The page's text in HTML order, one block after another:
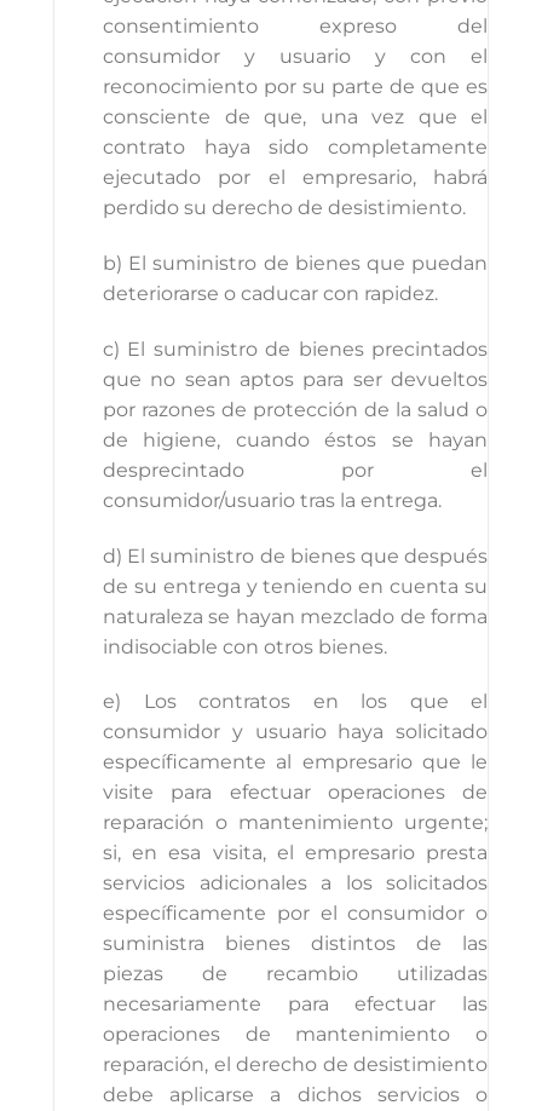
consentimiento expreso del
consumidor y usuario y con el
reconocimiento por su parte de que es
consciente de que, una vez que el
contrato haya sido completamente
ejecutado por el empresario, habrá
perdido su derecho de desistimiento.
b) El suministro de bienes que puedan
deteriorarse o caducar con rapidez.
c) El suministro de bienes precintados
que no sean aptos para ser devueltos
por razones de protección de la salud o
de higiene, cuando éstos se hayan
desprecintado por el
consumidor/usuario tras la entrega.
d) El suministro de bienes que después
de su entrega y teniendo en cuenta su
naturaleza se hayan mezclado de forma
indisociable con otros bienes.
e) Los contratos en los que el
consumidor y usuario haya solicitado
específicamente al empresario que le
visite para efectuar operaciones de
reparación o mantenimiento urgente;
si, en esa visita, el empresario presta
servicios adicionales a los solicitados
específicamente por el consumidor o
suministra bienes distintos de las
piezas de recambio utilizadas
necesariamente para efectuar las
operaciones de mantenimiento o
reparación, el derecho de desistimiento
debe aplicarse a dichos servicios o